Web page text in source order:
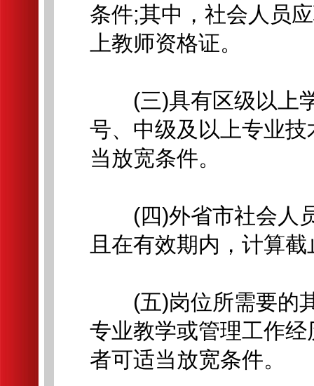
条件;其中，社会人员
上教师资格证。
(三)具有区级以上学
号、中级及以上专业
当放宽条件。
(四)外省市社会人员
且在有效期内，计算
(五)岗位所需要的其
专业教学或管理工作
者可适当放宽条件。